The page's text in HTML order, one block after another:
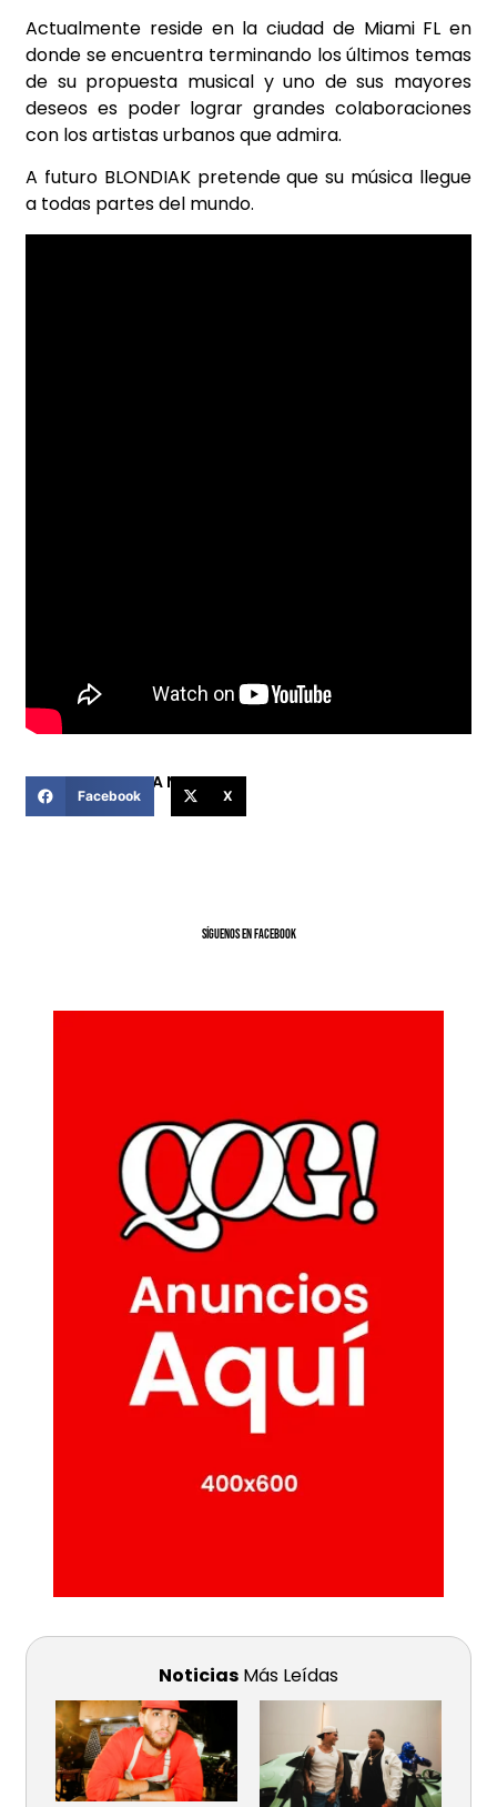
Actualmente reside en la ciudad de Miami FL en
donde se encuentra terminando los últimos temas
de su propuesta musical y uno de sus mayores
deseos es poder lograr grandes colaboraciones
con los artistas urbanos que admira.
A futuro BLONDIAK pretende que su música llegue
a todas partes del mundo.
COMPARTIR ESTA NOTICIA
Facebook X
SíGUENOS EN FACEBOOK
Noticias Más Leídas